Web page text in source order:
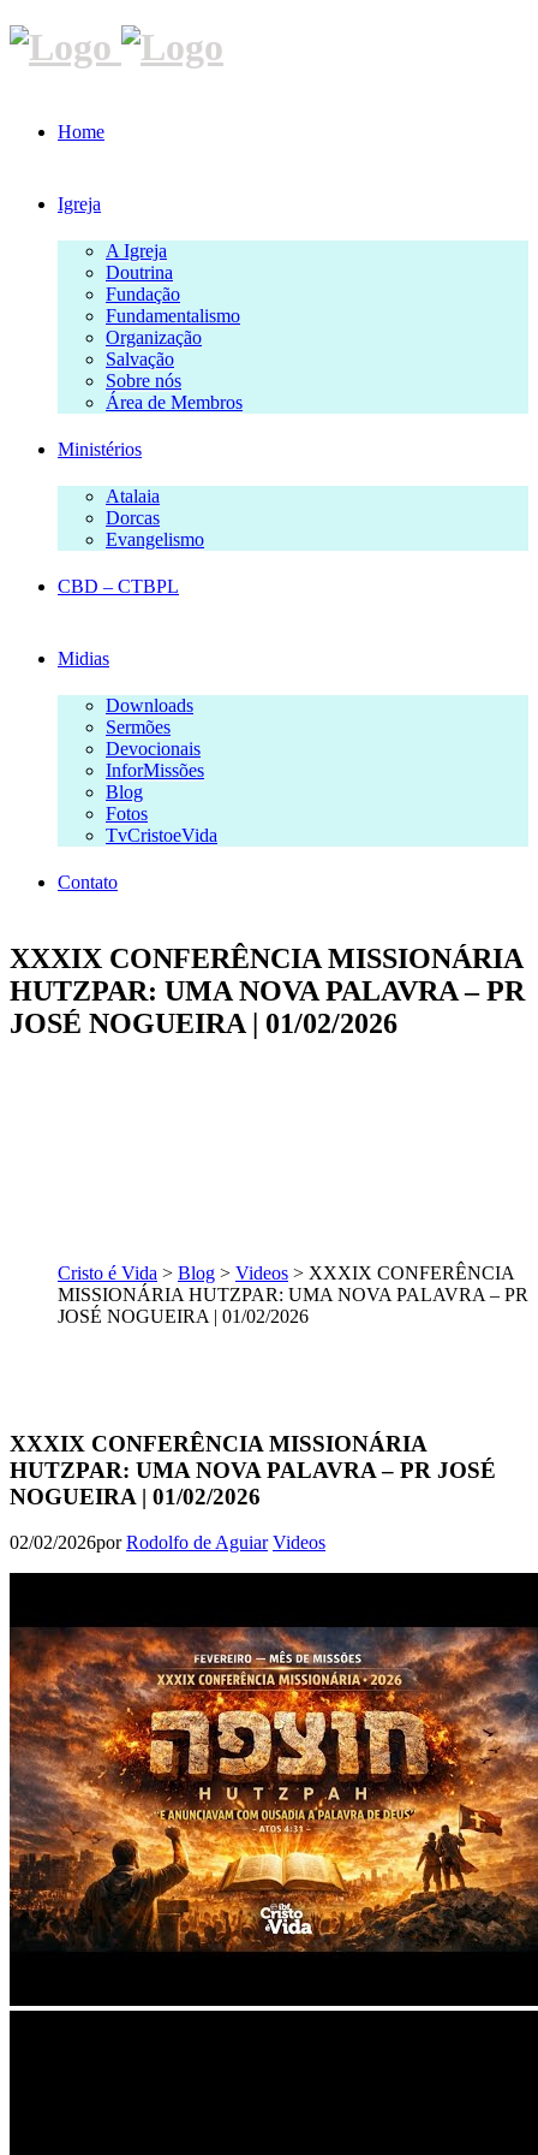
Home
Igreja
A Igreja
Doutrina
Fundação
Fundamentalismo
Organização
Salvação
Sobre nós
Área de Membros
Ministérios
Atalaia
Dorcas
Evangelismo
CBD – CTBPL
Midias
Downloads
Sermões
Devocionais
InforMissões
Blog
Fotos
TvCristoeVida
Contato
XXXIX CONFERÊNCIA MISSIONÁRIA
HUTZPAR: UMA NOVA PALAVRA – PR
JOSÉ NOGUEIRA | 01/02/2026
Cristo é Vida > Blog > Videos > XXXIX CONFERÊNCIA
MISSIONÁRIA HUTZPAR: UMA NOVA PALAVRA – PR
JOSÉ NOGUEIRA | 01/02/2026
XXXIX CONFERÊNCIA MISSIONÁRIA
HUTZPAR: UMA NOVA PALAVRA – PR JOSÉ
NOGUEIRA | 01/02/2026
02/02/2026porRodolfo de Aguiar Videos